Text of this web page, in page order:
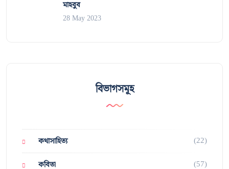
মাহবুব
28 May 2023
বিভাগসমূহ
কথাসাহিত্য (22)
কবিতা (57)